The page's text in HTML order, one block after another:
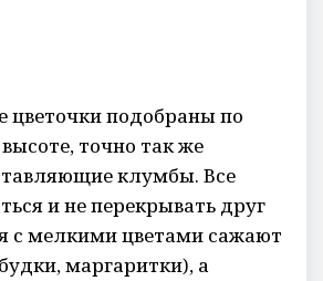
цветочки подобраны по
точно так же
клумбы. Все
и не перекрывать друг
с мелкими цветами сажают
маргаритки), а